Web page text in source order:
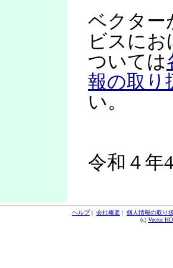
ベクター
ビスに
ついては
報の取り
い。
令和４年
ヘルプ| 会社概要 | 個人情報の取り
(c) Vector